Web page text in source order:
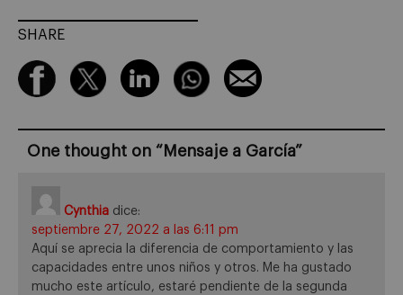
SHARE
One thought on “ Mensaje a García”
Cynthia dice:
septiembre 27, 2022 a las 6:11 pm
Aquí se aprecia la diferencia de comportamiento y las
capacidades entre unos niños y otros. Me ha gustado
mucho este artículo, estaré pendiente de la segunda